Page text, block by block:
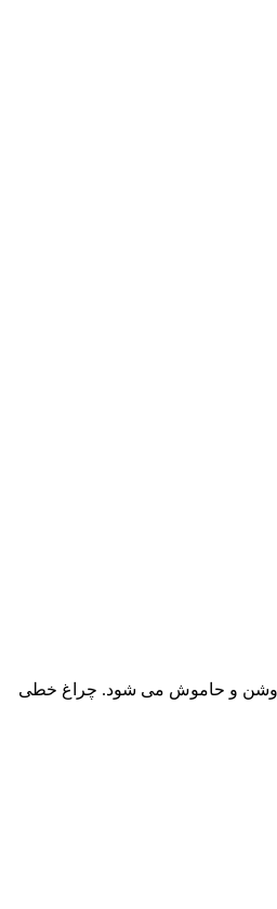
روشن و حاموش می شود. چراغ خطی